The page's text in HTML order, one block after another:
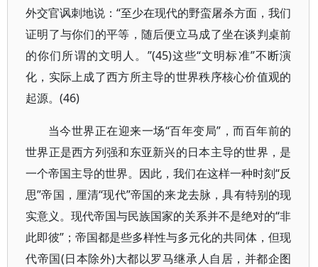
外交官讽刺地说：“至少在现代的野蛮屠杀方面，我们
证明了与你们的平等，随后便立马成了坐在谈判桌前
的你们所谓的文明人。”(45)这些“文明标准”不断演
化，实际上成了西方所主导的世界秩序核心价值观的
起源。(46)
当今世界正在迎来一场“百年变局”，而百年前的
世界正是西方列强和东亚新兴的日本主导的世界，是
一个帝国主导的世界。因此，我们在这样一种时刻“反
思”帝国，厘清“现代”帝国的来龙去脉，具有特别的现
实意义。现代帝国与民族国家的关系并不是绝对的“非
此即彼”；帝国都是些多样性与多元化的共同体，但现
代帝国(日本除外)大都以罗马继承人自居，并都企图